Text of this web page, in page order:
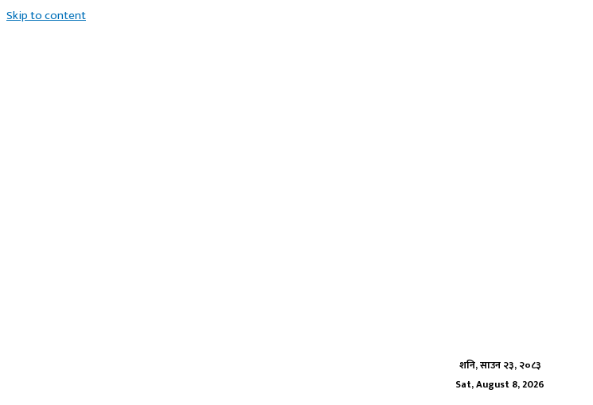
Skip to content
शनि, साउन २३, २०८३
Sat, August 8, 2026